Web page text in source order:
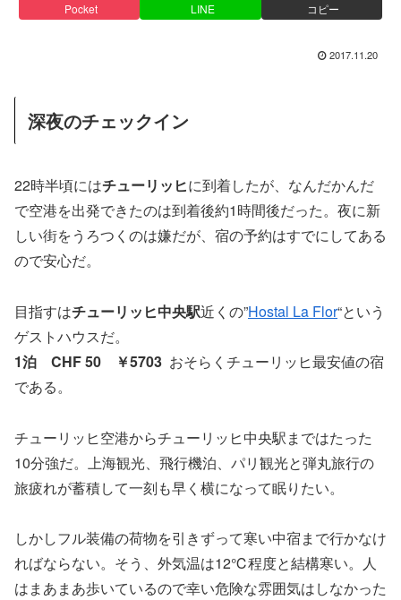
Pocket LINE コピー
2017.11.20
深夜のチェックイン
22時半頃にはチューリッヒに到着したが、なんだかんだ
で空港を出発できたのは到着後約1時間後だった。夜に新
しい街をうろつくのは嫌だが、宿の予約はすでにしてある
ので安心だ。
目指すはチューリッヒ中央駅近くの”Hostal La Flor“という
ゲストハウスだ。
1泊 CHF 50 ￥5703 おそらくチューリッヒ最安値の宿
である。
チューリッヒ空港からチューリッヒ中央駅まではたった
10分強だ。上海観光、飛行機泊、パリ観光と弾丸旅行の
旅疲れが蓄積して一刻も早く横になって眠りたい。
しかしフル装備の荷物を引きずって寒い中宿まで行かなけ
ればならない。そう、外気温は12℃程度と結構寒い。人
はまあまあ歩いているので幸い危険な雰囲気はしなかった